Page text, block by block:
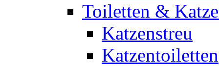
Toiletten &
Katzenstreu
Katzentoiletten